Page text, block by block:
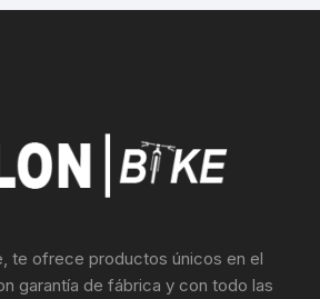
te ofrece productos únicos en el
garantía de fábrica y con todo las